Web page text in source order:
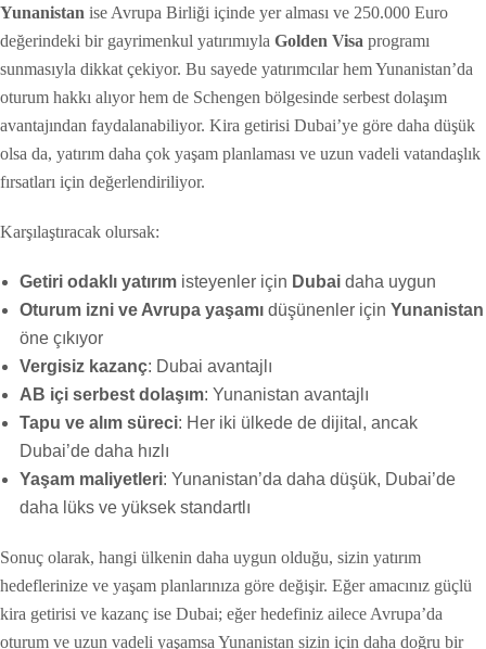
Yunanistan ise Avrupa Birliği içinde yer alması ve 250.000 Euro
değerindeki bir gayrimenkul yatırımıyla Golden Visa programı
sunmasıyla dikkat çekiyor. Bu sayede yatırımcılar hem Yunanistan’da
oturum hakkı alıyor hem de Schengen bölgesinde serbest dolaşım
avantajından faydalanabiliyor. Kira getirisi Dubai’ye göre daha düşük
olsa da, yatırım daha çok yaşam planlaması ve uzun vadeli vatandaşlık
fırsatları için değerlendiriliyor.
Karşılaştıracak olursak:
Getiri odaklı yatırım isteyenler için Dubai daha uygun
Oturum izni ve Avrupa yaşamı düşünenler için Yunanistan
öne çıkıyor
Vergisiz kazanç: Dubai avantajlı
AB içi serbest dolaşım: Yunanistan avantajlı
Tapu ve alım süreci: Her iki ülkede de dijital, ancak
Dubai’de daha hızlı
Yaşam maliyetleri: Yunanistan’da daha düşük, Dubai’de
daha lüks ve yüksek standartlı
Sonuç olarak, hangi ülkenin daha uygun olduğu, sizin yatırım
hedeflerinize ve yaşam planlarınıza göre değişir. Eğer amacınız güçlü
kira getirisi ve kazanç ise Dubai; eğer hedefiniz ailece Avrupa’da
oturum ve uzun vadeli yaşamsa Yunanistan sizin için daha doğru bir